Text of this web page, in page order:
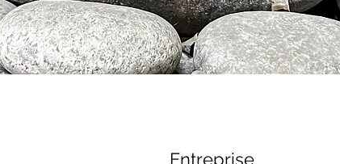
Entreprise